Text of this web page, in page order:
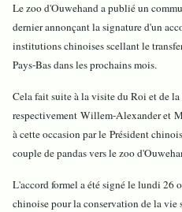
Le zoo d'Ouwehand a publié un
dernier annonçant la signature d'un
institutions chinoises scellant le
Pays-Bas dans les prochains mois.
Cela fait suite à la visite du Roi et de la
respectivement Willem-Alexander et
à cette occasion par le Président
couple de pandas vers le zoo
L'accord formel a été signé le lundi 26
chinoise pour la conservation de la vie